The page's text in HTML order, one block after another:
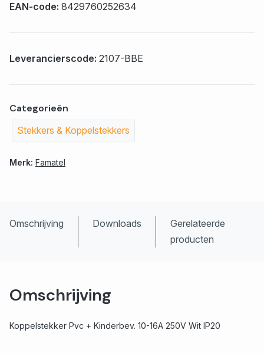
EAN-code: 8429760252634
Leverancierscode: 2107-BBE
Categorieën
Stekkers & Koppelstekkers
Merk: Famatel
Omschrijving Downloads
Gerelateerde
producten
Omschrijving
Koppelstekker Pvc + Kinderbev. 10-16A 250V Wit IP20